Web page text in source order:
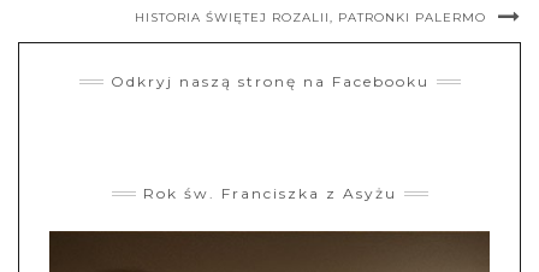
HISTORIA ŚWIĘTEJ ROZALII, PATRONKI PALERMO
Odkryj naszą stronę na Facebooku
Rok św. Franciszka z Asyżu